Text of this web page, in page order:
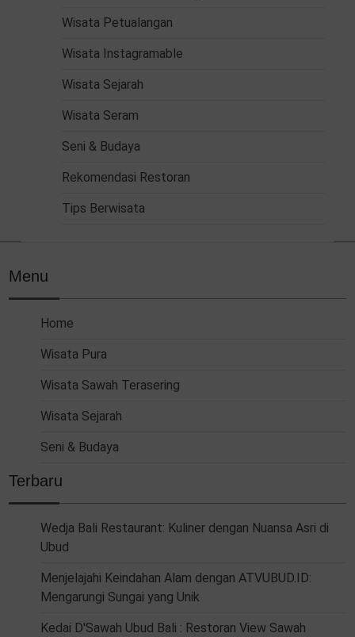
Wisata Petualangan
Wisata Instagramable
Wisata Sejarah
Wisata Seram
Seni & Budaya
Rekomendasi Restoran
Tips Berwisata
Menu
Home
Wisata Pura
Wisata Sawah Terasering
Wisata Sejarah
Seni & Budaya
Terbaru
Wedja Bali Restaurant: Kuliner dengan Nuansa Asri di
Ubud
Menjelajahi Keindahan Alam dengan ATVUBUD.ID:
Mengarungi Sungai yang Unik
Kedai D'Sawah Ubud Bali : Restoran View Sawah